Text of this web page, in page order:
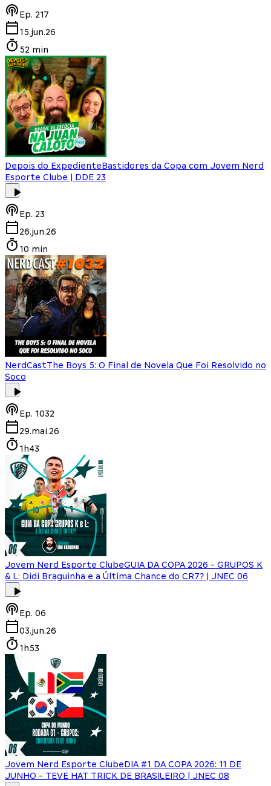
Ep. 217
15.jun.26
52 min
Depois do ExpedienteBastidores da Copa com Jovem Nerd
Esporte Clube | DDE 23
Ep. 23
26.jun.26
10 min
NerdCastThe Boys 5: O Final de Novela Que Foi Resolvido no
Soco
Ep. 1032
29.mai.26
1h43
Jovem Nerd Esporte ClubeGUIA DA COPA 2026 - GRUPOS K
& L: Didi Braguinha e a Última Chance do CR7? | JNEC 06
Ep. 06
03.jun.26
1h53
Jovem Nerd Esporte ClubeDIA #1 DA COPA 2026: 11 DE
JUNHO - TEVE HAT TRICK DE BRASILEIRO | JNEC 08